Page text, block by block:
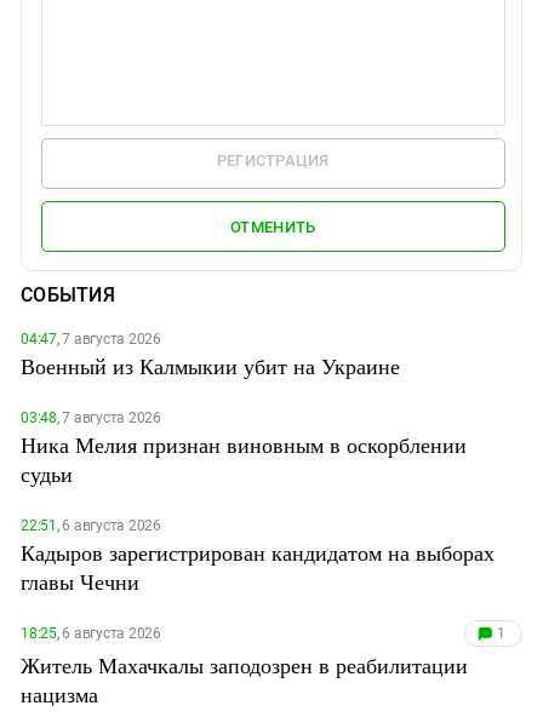
РЕГИСТРАЦИЯ
ОТМЕНИТЬ
СОБЫТИЯ
04:47,7 августа 2026
Военный из Калмыкии убит на Украине
03:48,7 августа 2026
Ника Мелия признан виновным в оскорблении
судьи
22:51,6 августа 2026
Кадыров зарегистрирован кандидатом на выборах
главы Чечни
18:25,6 августа 2026 1
Житель Махачкалы заподозрен в реабилитации
нацизма